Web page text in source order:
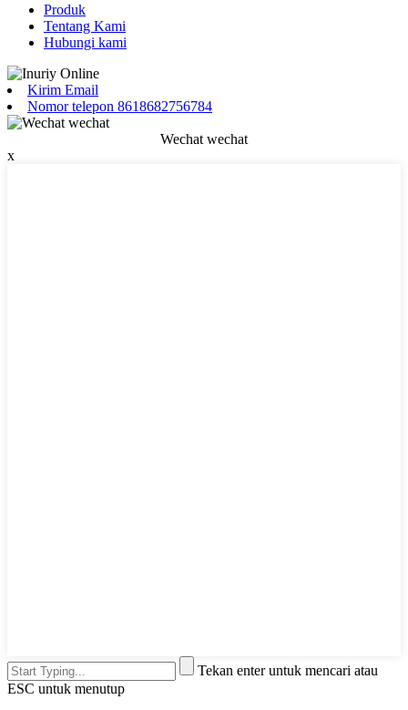
Produk
Tentang Kami
Hubungi kami
Kirim Email
Nomor telepon 8618682756784
Wechat wechat
x
Tekan enter untuk mencari atau
ESC untuk menutup